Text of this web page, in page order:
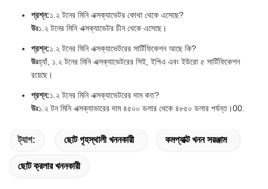
প্রশ্ন:১.২ টনের মিনি এক্সক্যাভেটর কোথা থেকে এসেছে?
উঃ১.২ টনের মিনি এক্সক্যাভেটর চীন থেকে এসেছে।
প্রশ্ন:১.২ টনের মিনি এক্সক্যাভেটরের সার্টিফিকেশন আছে কি?
উঃহ্যাঁ, ১.২ টনের মিনি এক্সক্যাভেটরের সিই, ইপিএ এবং ইউরো ৫ সার্টিফিকেশন
রয়েছে।
প্রশ্ন:১.২ টনের মিনি এক্সক্যাভেটরের দাম কত?
উঃ১.২ টন মিনি এক্সক্যাভারের দাম ৪৫০০ ডলার থেকে ৪৮৫০ ডলার পর্যন্ত।00.
ট্যাগ: ছোট গৃহস্থালী খননকারী কমপ্যাক্ট খনন সরঞ্জাম
ছোট ক্রলার খননকারী